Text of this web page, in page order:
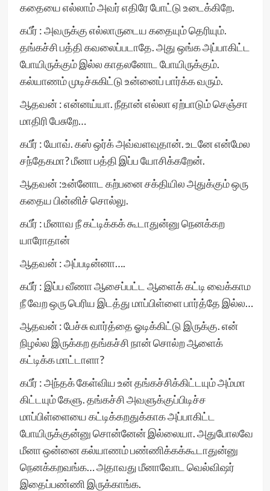
கதையை எல்லாம் அவர் எதிரே போட்டு உடைக்கிறே.
கபீர் : அவருக்கு எல்லாருடைய கதையும் தெரியும்.
தங்கச்சி பத்தி கவலைப்படாதே. அது ஒங்க அப்பாகிட்ட
போயிருக்கும் இல்ல காதலனோட போயிருக்கும்.
கல்யாணம் முடிச்சுகிட்டு உன்னைப் பார்க்க வரும்.
ஆதவன் : என்னய்யா. நீதான் எல்லா ஏற்பாடும் செஞ்சா
மாதிரி பேசுறே…
கபீர் : யோவ். கஸ் ஒர்க் அவ்வளவுதான். உடனே என்மேல
சந்தேகமா? மீனா பத்தி இப்ப யோசிக்கறேன்.
ஆதவன் :உன்னோட கற்பனை சக்தியில அதுக்கும் ஒரு
கதைய பின்னிச் சொல்லு.
கபீர் : மீனாவ நீ கட்டிக்கக் கூடாதுன்னு நெனக்கற
யாரோதான்
ஆதவன் : அப்படின்னா….
கபீர் : இப்ப வீணா ஆசைப்பட்ட ஆளைக் கட்டி வைக்காம
நீ வேற ஒரு பெரிய இடத்து மாப்பிள்ளை பார்த்தே இல்ல…
ஆதவன் : பேச்சு வார்த்தை ஓடிக்கிட்டு இருக்கு. என்
நிழல்ல இருக்கற தங்கச்சி நான் சொல்ற ஆளைக்
கட்டிக்க மாட்டாளா?
கபீர் : அந்தக் கேள்விய உன் தங்கச்சிக்கிட்டயும் அம்மா
கிட்டயும் கேளு. தங்கச்சி அவளுக்குப்பிடிச்ச
மாப்பிள்ளையை கட்டிக்கறதுக்காக அப்பாகிட்ட
போயிருக்குன்னு சொன்னேன் இல்லையா. அதுபோலவே
மீனா ஒன்னை கல்யாணம் பண்ணிக்கக்கூடாதுன்னு
நெனக்கறவங்க… அதாவது மீனாவோட வெல்விஷர்
இதைப்பண்ணி இருக்காங்க.